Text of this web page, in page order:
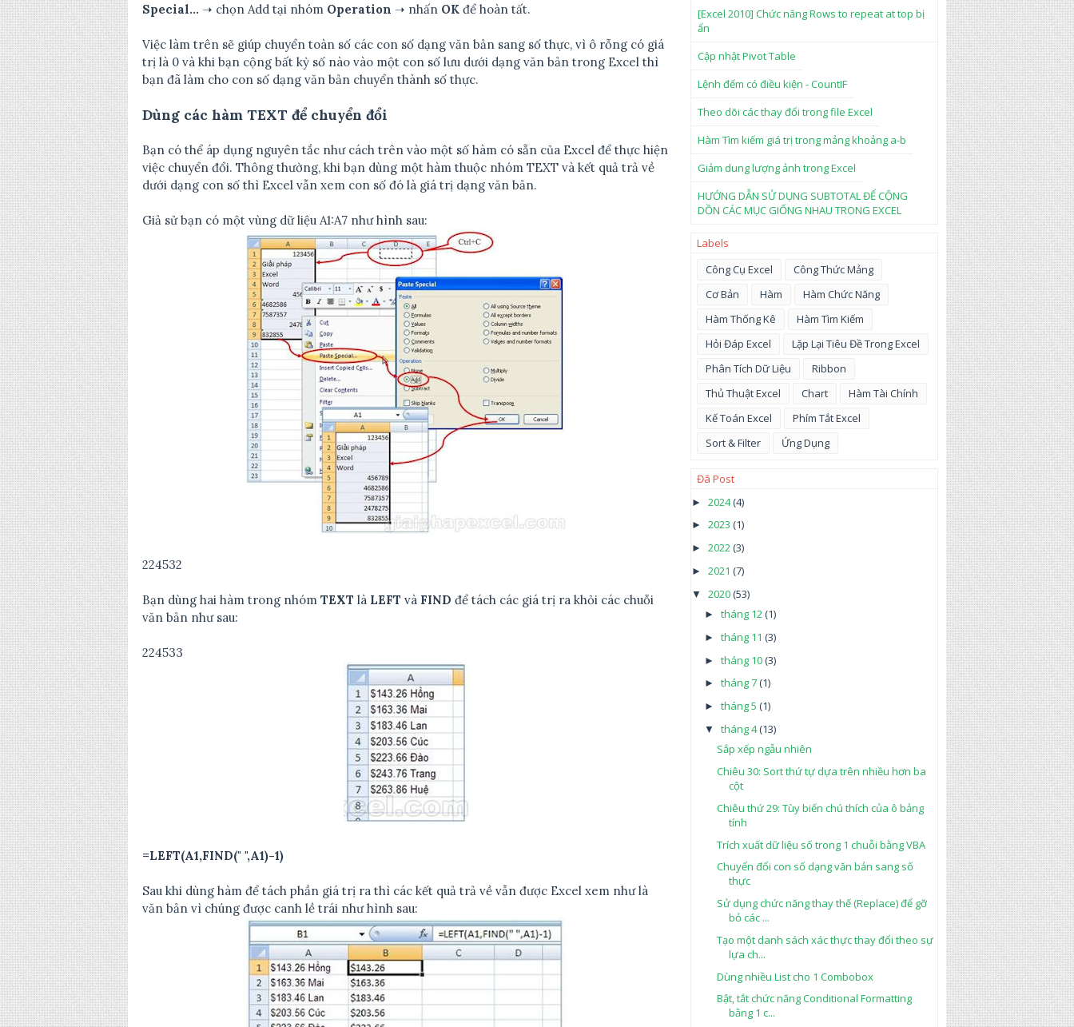
Special… ➝ chọn Add tại nhóm Operation ➝ nhấn OK để hoàn tất.
Việc làm trên sẽ giúp chuyển toàn số các con số dạng văn bản sang số thực, vì ô rỗng có giá
trị là 0 và khi bạn cộng bất kỳ số nào vào một con số lưu dưới dạng văn bản trong Excel thì
bạn đã làm cho con số dạng văn bản chuyển thành số thực.
Dùng các hàm TEXT để chuyển đổi
Bạn có thể áp dụng nguyên tắc như cách trên vào một số hàm có sẵn của Excel để thực hiện
việc chuyển đổi. Thông thường, khi bạn dùng một hàm thuộc nhóm TEXT và kết quả trả về
dưới dạng con số thì Excel vẫn xem con số đó là giá trị dạng văn bản.
Giả sử bạn có một vùng dữ liệu A1:A7 như hình sau:
224532
Bạn dùng hai hàm trong nhóm TEXT là LEFT và FIND để tách các giá trị ra khỏi các chuỗi
văn bản như sau:
224533
=LEFT(A1,FIND(" ",A1)-1)
Sau khi dùng hàm để tách phần giá trị ra thì các kết quả trả về vẫn được Excel xem như là
văn bản vì chúng được canh lề trái như hình sau:
[Excel 2010] Chức năng Rows to repeat at top bị
ẩn
Cập nhật Pivot Table
Lệnh đếm có điều kiện - CountIF
Theo dõi các thay đổi trong file Excel
Hàm Tìm kiếm giá trị trong mảng khoảng a-b
Giảm dung lượng ảnh trong Excel
HƯỚNG DẪN SỬ DỤNG SUBTOTAL ĐỂ CỘNG
DỒN CÁC MỤC GIỐNG NHAU TRONG EXCEL
Labels
Công Cụ Excel
Công Thức Mảng
Cơ Bản
Hàm
Hàm Chức Năng
Hàm Thống Kê
Hàm Tìm Kiếm
Hỏi Đáp Excel
Lặp Lại Tiêu Đề Trong Excel
Phân Tích Dữ Liệu
Ribbon
Thủ Thuật Excel
Chart
Hàm Tài Chính
Kế Toán Excel
Phím Tắt Excel
Sort & Filter
Ứng Dụng
Đã Post
► 2024(4)
► 2023 (1)
► 2022(3)
► 2021 (7)
▼ 2020(53)
► tháng 12(1)
► tháng 11 (3)
► tháng 10(3)
► tháng 7(1)
► tháng 5 (1)
▼ tháng 4(13)
Sắp xếp ngẫu nhiên
Chiêu 30: Sort thứ tự dựa trên nhiều hơn ba
cột
Chiêu thứ 29: Tùy biến chú thích của ô bảng
tính
Trích xuất dữ liệu số trong 1 chuỗi bằng VBA
Chuyển đổi con số dạng văn bản sang số
thực
Sử dụng chức năng thay thế (Replace) để gỡ
bỏ các ...
Tạo một danh sách xác thực thay đổi theo sự
lựa ch...
Dùng nhiều List cho 1 Combobox
Bật, tắt chức năng Conditional Formatting
bằng 1 c...